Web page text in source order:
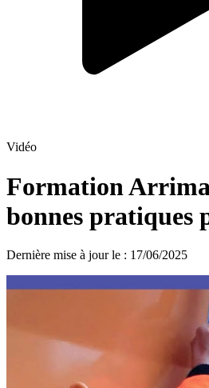
Vidéo
Formation
bonnes pratiques
Dernière mise à jour le : 17/06/2025